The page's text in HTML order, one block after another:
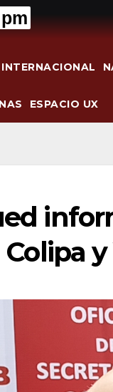
INTERNACIONAL
ESPACIO UX